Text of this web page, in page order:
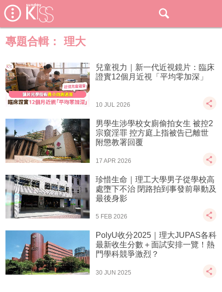
專題合輯： 理大
兒童視力｜新一代近視鏡片：臨床
證實12個月近視「平均零加深」
10 JUL 2026
男學生涉學校女廁偷拍女生 被控2
宗窺淫罪 控方庭上指被告已離世
附懲教署回覆
17 APR 2026
珍惜生命｜理工大學男子從學校高
處墮下不治 閉路拍到事發前舉動及
最後身影
5 FEB 2026
PolyU收分2025｜理大JUPAS各科
最新收生分數＋面試安排一覽！熱
門學科競爭激烈？
30 JUN 2025